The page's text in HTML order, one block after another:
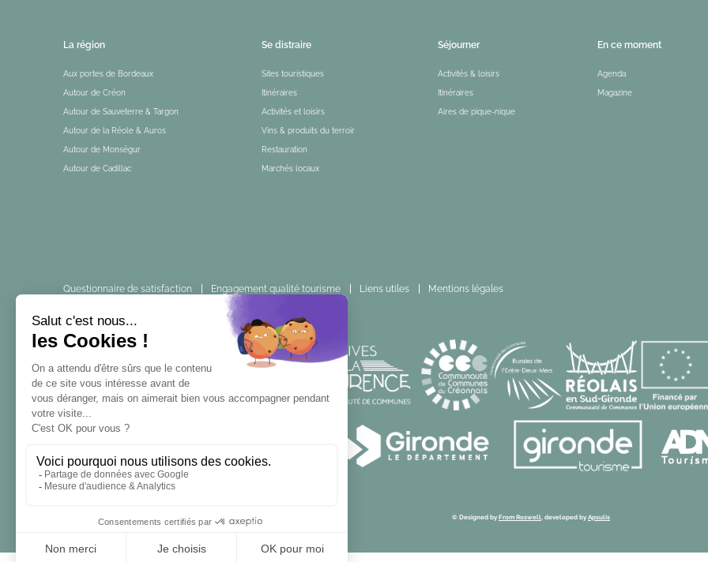
La région
Aux portes de Bordeaux
Autour de Créon
Autour de Sauveterre & Targon
Autour de la Réole & Auros
Autour de Monségur
Autour de Cadillac
Se distraire
Sites touristiques
Itinéraires
Activités et loisirs
Vins & produits du terroir
Restauration
Marchés locaux
Séjourner
Activités & loisirs
Itinéraires
Aires de pique-nique
En ce moment
Agenda
Magazine
Questionnaire de satisfaction Engagement qualité tourisme Liens utiles Mentions légales
© Designed by From Roswell , developed by Apsulis